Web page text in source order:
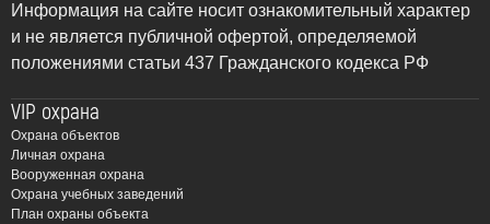
Информация на сайте носит ознакомительный характер
и не является публичной офертой, определяемой
положениями статьи 437 Гражданского кодекса РФ
VIP охрана
Охрана объектов
Личная охрана
Вооруженная охрана
Охрана учебных заведений
План охраны объекта